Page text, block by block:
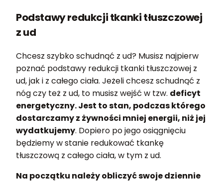
Podstawy redukcji tkanki tłuszczowej
z ud
Chcesz szybko schudnąć z ud? Musisz najpierw
poznać podstawy redukcji tkanki tłuszczowej z
ud, jak i z całego ciała. Jeżeli chcesz schudnąć z
nóg czy też z ud, to musisz wejść w tzw. deficyt
energetyczny. Jest to stan, podczas którego
dostarczamy z żywności mniej energii, niż jej
wydatkujemy. Dopiero po jego osiągnięciu
będziemy w stanie redukować tkankę
tłuszczową z całego ciała, w tym z ud.
Na początku należy obliczyć swoje dziennie